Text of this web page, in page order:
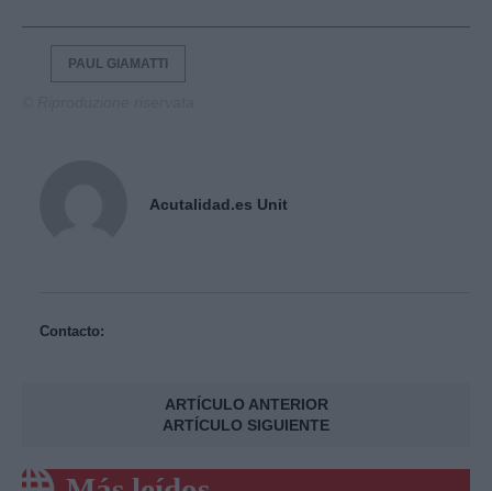
PAUL GIAMATTI
Acutalidad.es Unit
Contacto:
ARTÍCULO ANTERIOR
ARTÍCULO SIGUIENTE